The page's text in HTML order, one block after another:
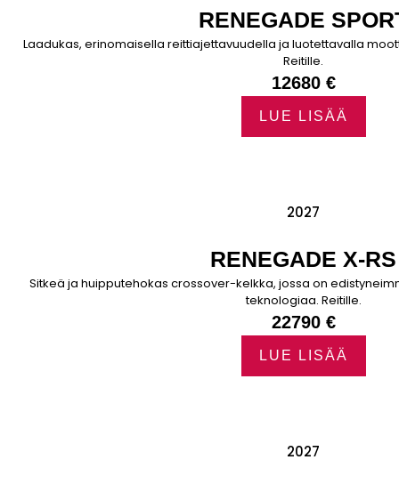
RENEGADE
Laadukas, erinomaisella reittiajettavuudella ja luotettavalla
Reitille.
12680 €
LUE LISÄÄ
2027
RENEGADE X-RS
Sitkeä ja huipputehokas crossover-kelkka, jossa on
teknologiaa. Reitille.
22790 €
LUE LISÄÄ
2027